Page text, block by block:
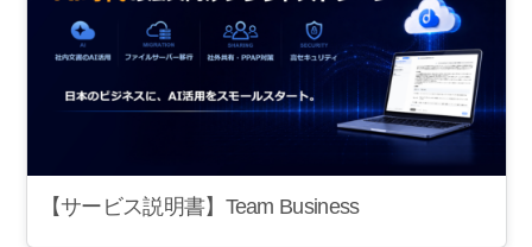
【サービス説明書】Team Business